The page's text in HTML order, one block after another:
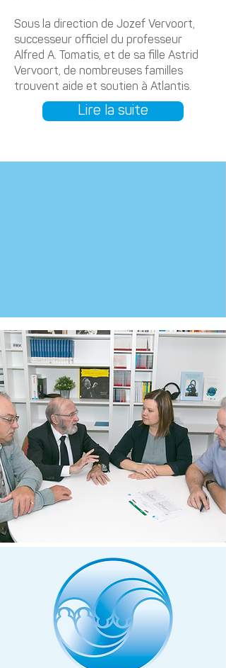
Sous la direction de Jozef Vervoort,
successeur officiel du professeur
Alfred A. Tomatis, et de sa fille Astrid
Vervoort, de nombreuses familles
trouvent aide et soutien à Atlantis.
Lire la suite